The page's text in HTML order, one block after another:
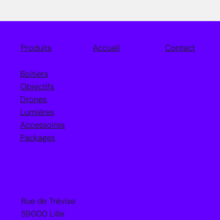
Produits Accueil Contact
Boitiers
Objectifs
Drones
Lumières
Accessoires
Packages
Rue de Trévise
59000 Lille